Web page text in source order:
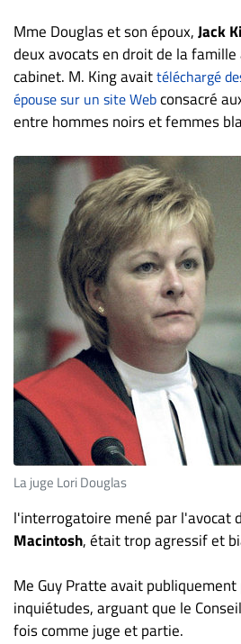
emploi
Publicité
Solutions de
recrutements
TROUVEZ-
NOUS
Nous
joindre
propos
Infolettre
S’abonner
FAQ
Politique de
confidentialité
Mme Douglas et son époux,Jack
deux avocats en droit de la
cabinet. M. King avaittéléchargé
épouse sur un site Webconsacré
entre hommes noirs et femmes
La juge Lori Douglas
l'interrogatoire mené par l'avocat
Macintosh, était trop agressif et
Me Guy Pratte avait
inquiétudes, arguant que le
fois comme juge et partie.